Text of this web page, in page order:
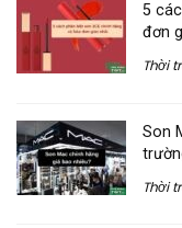
5
đơn
Thời
Son
Thời